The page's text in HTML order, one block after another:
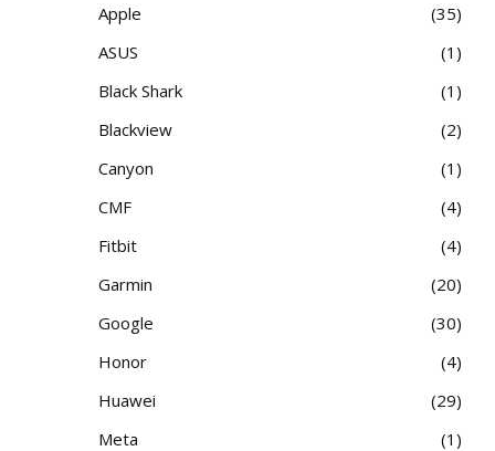
Apple
35
ASUS
1
Black Shark
1
Blackview
2
Canyon
1
CMF
4
Fitbit
4
Garmin
20
Google
30
Honor
4
Huawei
29
Meta
1